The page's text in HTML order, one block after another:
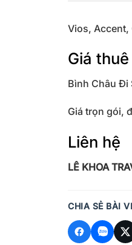
Vios, Accent,
Giá
Bình Châu Đi
Giá trọn gói,
Liên hệ
LÊ KHOA
CHIA SẺ BÀI